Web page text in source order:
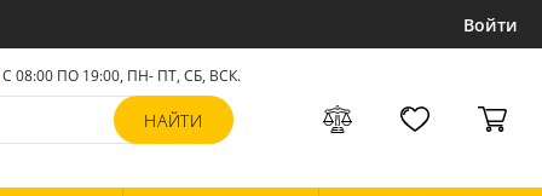
Войти
С 08:00 ПО 19:00, ПН- ПТ, СБ, ВСК.